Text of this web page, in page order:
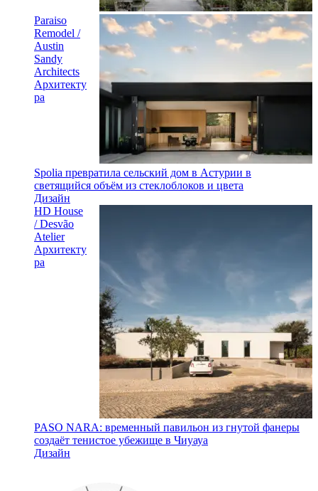
Paraiso
Remodel /
Austin
Sandy
Architects
Архитекту
ра
Spolia превратила сельский дом в Астурии в
светящийся объём из стеклоблоков и цвета
Дизайн
HD House
/ Desvão
Atelier
Архитекту
ра
PASO NARA: временный павильон из гнутой фанеры
создаёт тенистое убежище в Чиуауа
Дизайн